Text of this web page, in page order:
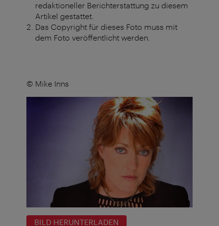
redaktioneller Berichterstattung zu diesem
Artikel gestattet.
Das Copyright für dieses Foto muss mit
dem Foto veröffentlicht werden.
© Mike Inns
BILD HERUNTERLADEN